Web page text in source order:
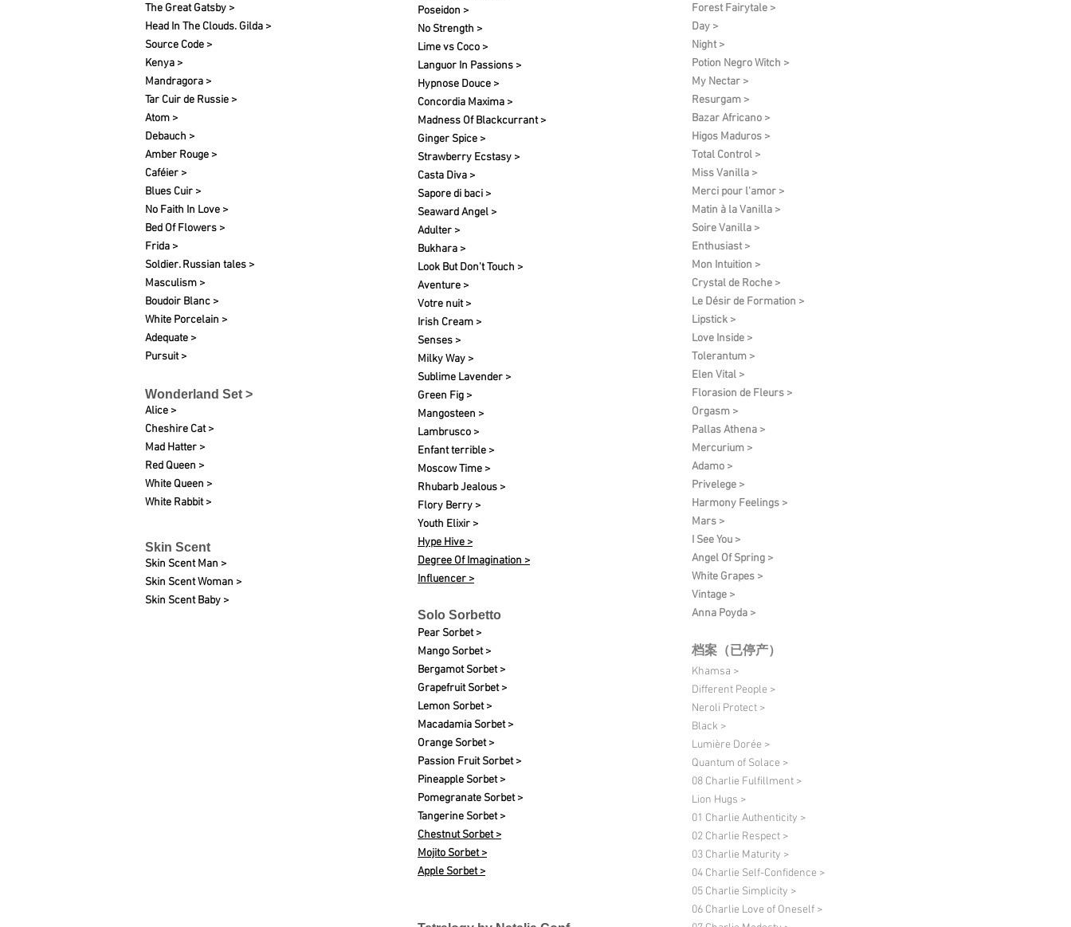
The Great Gatsby >
Head In The Clouds. Gilda >
Source Code >
Kenya >
Mandragora >
Tar Cuir de Russie >
Atom >
Debauch >
Amber Rouge >
Caféier >
Blues Cuir >
No Faith In Love >
Bed Of Flowers >
Frida >
Soldier. Russian tales >
Masculism >
Boudoir Blanc >
White Porcelain >
Adequate >
Pursuit >
Wonderland Set >
Alice >
Cheshire Cat >
Mad Hatter >
Red Queen >
White Queen >
White Rabbit >
Skin Scent
Skin Scent Man >
Skin Scent Woman >
Skin Scent Baby >
Poseidon >
No Strength >
Lime vs Coco >
Languor In Passions >
Hypnose Douce >
Concordia Maxima >
Madness Of Blackcurrant >
Ginger Spice >
Strawberry Ecstasy >
Casta Diva >
Sapore di baci >
Seaward Angel >
Adulter >
Bukhara >
Look But Don't Touch >
Aventure >
Votre nuit​ >
Irish Cream >
Senses >
Milky Way >
Sublime Lavender >
Green Fig >
Mangosteen >
Lambrusco >
Enfant terrible >
Moscow Time >
Rhubarb Jealous >
Flory Berry >
Youth Elixir >
Hype Hive >
Degree Of Imagination >
Influencer >
Solo Sorbetto
Pear Sorbet >
Mango Sorbet >
Bergamot Sorbet >
Grapefruit Sorbet >
Lemon Sorbet >
Macadamia Sorbet >
Orange Sorbet >
Passion Fruit Sorbet >
Pineapple Sorbet >
Pomegranate Sorbet >
Tangerine Sorbet >
Chestnut Sorbet >
Mojito Sorbet >
Apple Sorbet >
Forest Fairytale >
Day >
Night >
Potion Negro Witch >
My Nectar >
Resurgam >
Bazar Africano >
Higos Maduros >
Total Control >
Miss Vanilla >
Merci pour l'amor >
Matin à la Vanilla >
Soire Vanilla >
Enthusiast >
Mon Intuition >
Crystal de Roche >
Le Désir de Formation​ >
Lipstick >
Love Inside >
Tolerantum >
Elen Vital >
Florasion de Fleurs >
Orgasm >
Pallas Athena >
Mercurium >
Adamo >
Privelege >
Harmony Feelings >
Mars >
I See You >
Angel Of Spring >
White Grapes >
Vintage >
Anna Poyda >
档案（已停产）
Khamsa >
Different People >
Neroli Protect >
Black >
Lumière Dorée >
Quantum of Solace >
08 Charlie Fulfillment >
Lion Hugs >
01 Charlie Authenticity >
02 Charlie Respect >
03 Charlie Maturity >
04 Charlie Self-Confidence >
05 Charlie Simplicity >
06 Charlie Love of Oneself >